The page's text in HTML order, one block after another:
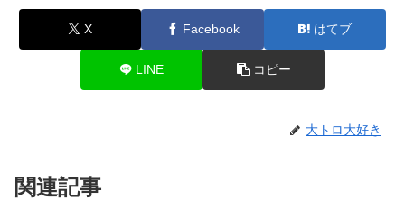
X Facebook はてブ
LINE コピー
大トロ大好き
関連記事